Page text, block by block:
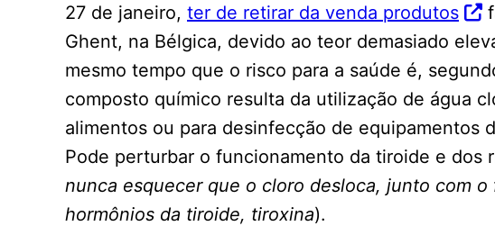
27 de janeiro, ter de retirar da venda produtos
Ghent, na Bélgica, devido ao teor demasiado
mesmo tempo que o risco para a saúde é,
composto químico resulta da utilização de água
alimentos ou para desinfecção de equipamentos
Pode perturbar o funcionamento da tiroide e dos
nunca esquecer que o cloro desloca, junto com
hormônios da tiroide, tiroxina).